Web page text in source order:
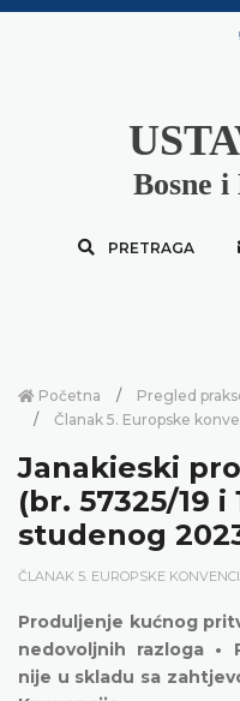
Bosne i
PRETRAGA
Početna
Pregled
Članak 5. Europske
Janakieski
(br. 57325/19 i
studenog
ČLANAK 5. EUROPSKE
Produljenje kućnog
nedovoljnih razloga •
nije u skladu sa